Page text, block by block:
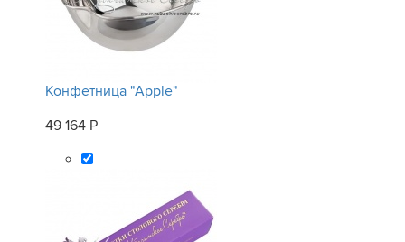
Конфетница "Apple"
49 164 Р